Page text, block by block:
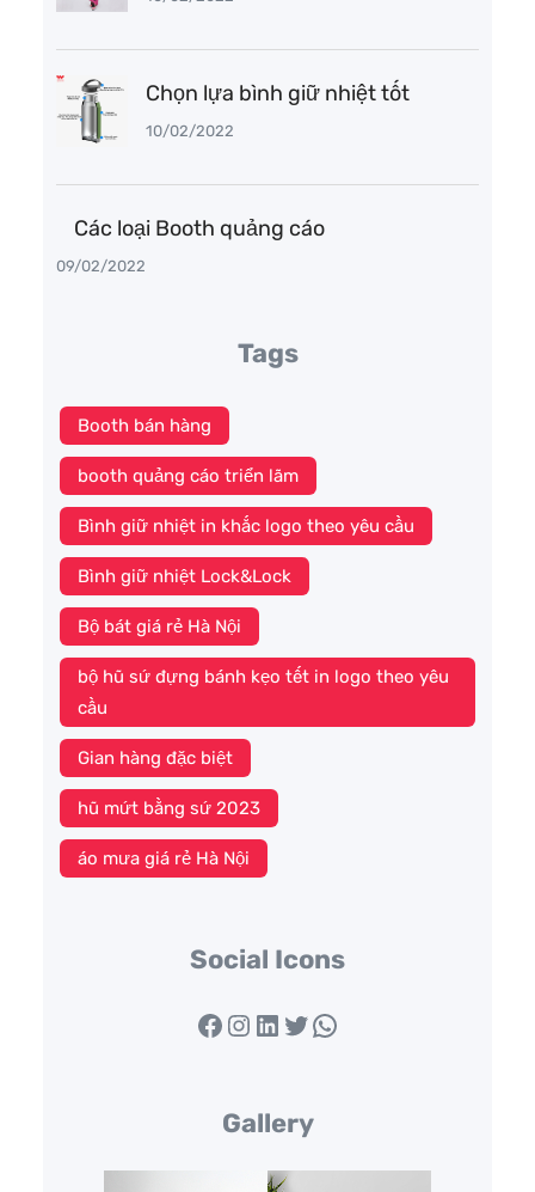
Chọn lựa bình giữ nhiệt tốt
10/02/2022
Các loại Booth quảng cáo
09/02/2022
Tags
Booth bán hàng
booth quảng cáo triển lãm
Bình giữ nhiệt in khắc logo theo yêu cầu
Bình giữ nhiệt Lock&Lock
Bộ bát giá rẻ Hà Nội
bộ hũ sứ đựng bánh kẹo tết in logo theo yêu
cầu
Gian hàng đặc biệt
hũ mứt bằng sứ 2023
áo mưa giá rẻ Hà Nội
Social Icons
Facebook Instagram LinkedIn Twitter WhatsApp
Gallery